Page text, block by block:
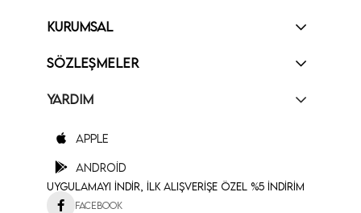
KURUMSAL
SÖZLEŞMELER
YARDIM
Apple
Android
Uygulamayı İndir, İlk Alışverişe Özel %5 İndirim
Facebook